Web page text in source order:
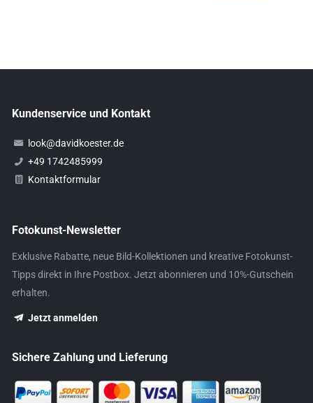
Kundenservice und Kontakt
look@davidkoester.de
+49 1742485999
Kontaktformular
Fotokunst-Newsletter
Exklusive Rabatte, neue Bild-Kollektionen und kreative Fotokunst-
Tipps direkt in Ihre Postbox. Jetzt abonnieren und 10%-Gutschein
erhalten.
Jetzt anmelden
Sichere Zahlung und Lieferung